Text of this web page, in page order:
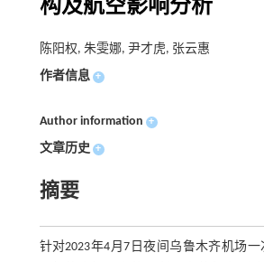
构及航空影响分析
陈阳权, 朱雯娜, 尹才虎, 张云惠
作者信息 +
Author information +
文章历史 +
摘要
针对2023年4月7日夜间乌鲁木齐机场